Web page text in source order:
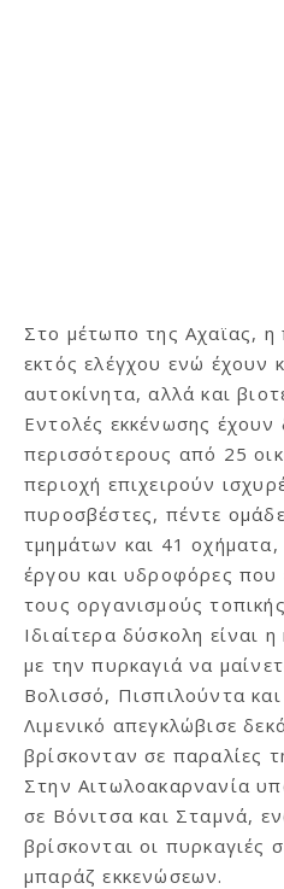
Στο μέτωπο της Αχαϊας, η
εκτός ελέγχου ενώ έχουν
αυτοκίνητα, αλλά και
Εντολές εκκένωσης έχουν
περισσότερους από 25
περιοχή επιχειρούν
πυροσβέστες, πέντε
τμημάτων και 41
έργου και υδροφόρες που
τους οργανισμούς
Ιδιαίτερα δύσκολη είναι
με την πυρκαγιά να
Βολισσό, Πισπιλούντα
Λιμενικό απεγκλώβισε
βρίσκονταν σε παραλίες
Στην Αιτωλοακαρνανία
σε Βόνιτσα και Σταμνά,
βρίσκονται οι πυρκαγιές
μπαράζ εκκενώσεων.